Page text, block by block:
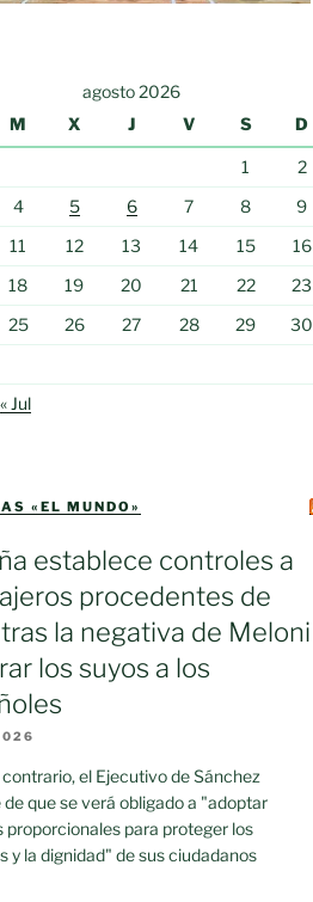
agosto 2026
M X J V S D
1
2
4 5 6 7 8
9
11 12 13 14 15
16
18 19 20 21 22
23
25 26 27 28 29
30
« Jul
«EL MUNDO»
establece controles a
procedentes de
la negativa de Meloni
los suyos a los
contrario, el Ejecutivo de Sánchez
que se verá obligado a "adoptar
proporcionales para proteger los
y la dignidad" de sus ciudadanos